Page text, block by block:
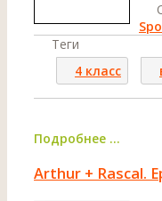
Теги
4 класс
Подробнее ...
Arthur + Rascal.